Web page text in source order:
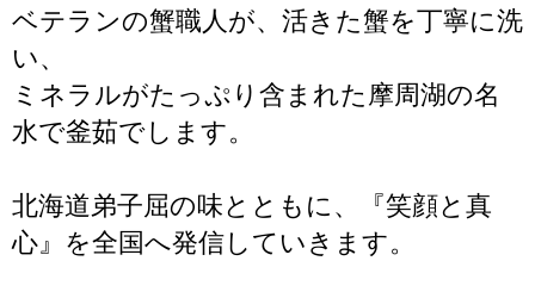
ベテランの蟹職人が、活きた蟹を丁寧に洗
い、
ミネラルがたっぷり含まれた摩周湖の名
水で釜茹でします。
北海道弟子屈の味とともに、『笑顔と真
心』を全国へ発信していきます。